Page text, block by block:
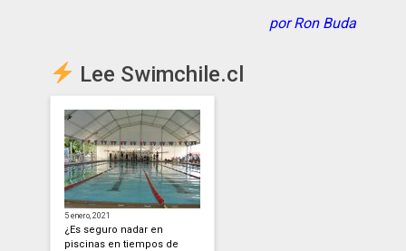
por Ron Buda
Lee Swimchile.cl
5 enero, 2021
¿Es seguro nadar en
piscinas en tiempos de